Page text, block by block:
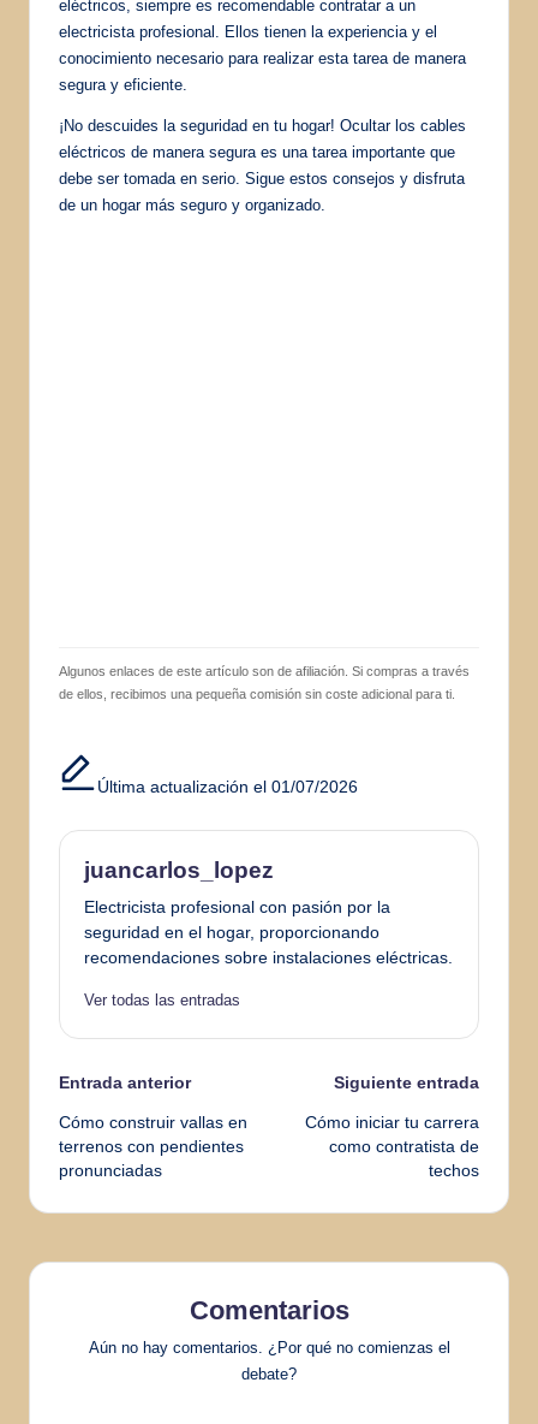
eléctricos, siempre es recomendable contratar a un
electricista profesional. Ellos tienen la experiencia y el
conocimiento necesario para realizar esta tarea de manera
segura y eficiente.
¡No descuides la seguridad en tu hogar! Ocultar los cables
eléctricos de manera segura es una tarea importante que
debe ser tomada en serio. Sigue estos consejos y disfruta
de un hogar más seguro y organizado.
Algunos enlaces de este artículo son de afiliación. Si compras a través
de ellos, recibimos una pequeña comisión sin coste adicional para ti.
Última actualización el 01/07/2026
juancarlos_lopez
Electricista profesional con pasión por la
seguridad en el hogar, proporcionando
recomendaciones sobre instalaciones eléctricas.
Ver todas las entradas
Navegación
de
entradas
Entrada anterior
Cómo construir vallas en
terrenos con pendientes
pronunciadas
Siguiente entrada
Cómo iniciar tu carrera
como contratista de
techos
Comentarios
Aún no hay comentarios. ¿Por qué no comienzas el
debate?